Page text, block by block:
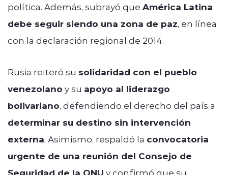
política. Además, subrayó que América Latina
debe seguir siendo una zona de paz, en línea
con la declaración regional de 2014.
Rusia reiteró su solidaridad con el pueblo
venezolano y su apoyo al liderazgo
bolivariano, defendiendo el derecho del país a
determinar su destino sin intervención
externa. Asimismo, respaldó la convocatoria
urgente de una reunión del Consejo de
Seguridad de la ONU y confirmó que su